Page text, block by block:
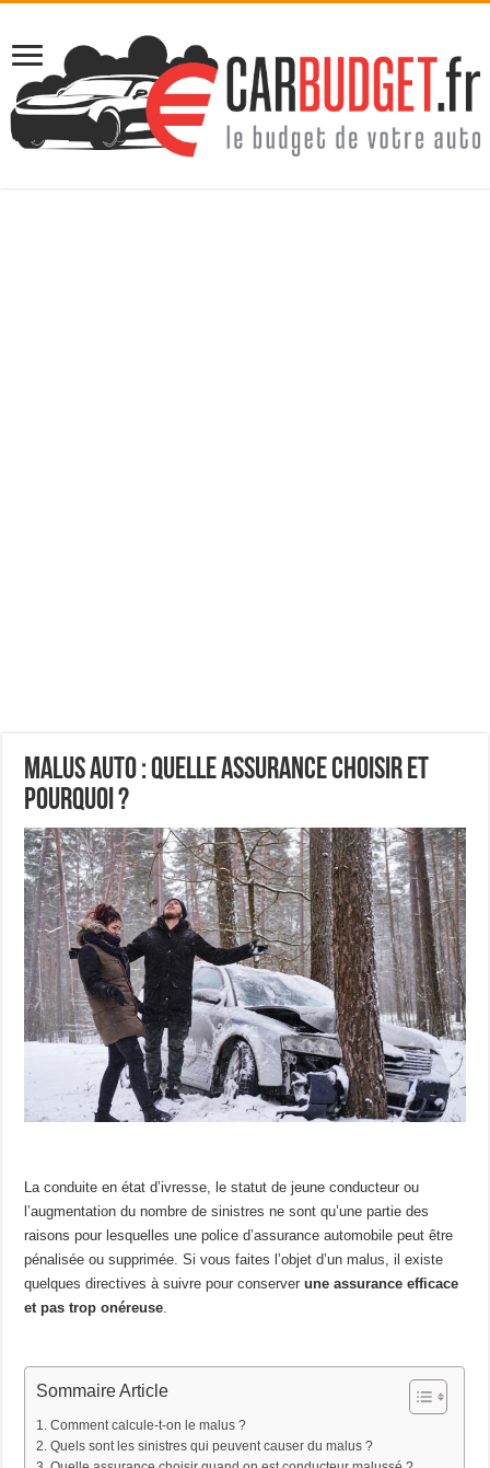
Malus auto : quelle assurance choisir et
pourquoi ?
La conduite en état d’ivresse, le statut de jeune conducteur ou
l’augmentation du nombre de sinistres ne sont qu’une partie des
raisons pour lesquelles une police d’assurance automobile peut être
pénalisée ou supprimée. Si vous faites l’objet d’un malus, il existe
quelques directives à suivre pour conserverune assurance efficace
et pas trop onéreuse
Sommaire Article
Comment calcule-t-on le malus ?
Quels sont les sinistres qui peuvent causer du malus ?